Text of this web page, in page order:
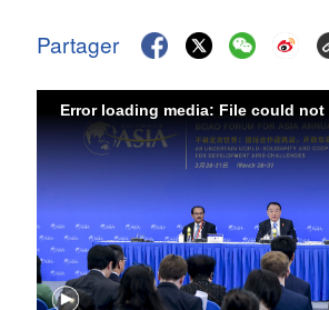
Partager
Error loading media: File could not